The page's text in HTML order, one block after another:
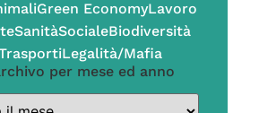
Green EconomyLavoro
SanitàSocialeBiodiversità
Legalità/Mafia
per mese ed anno